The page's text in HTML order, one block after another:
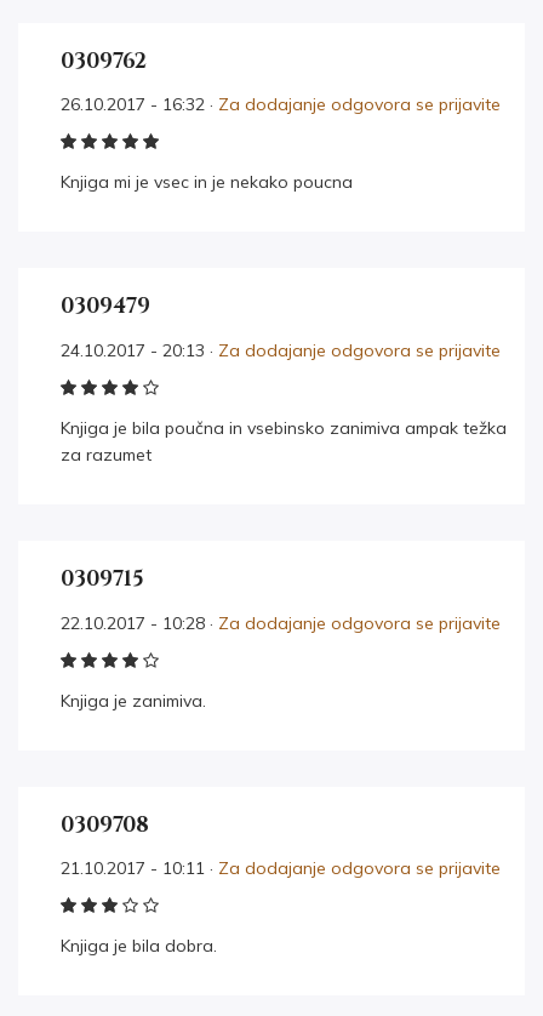
0309762
26.10.2017 - 16:32 · Za dodajanje odgovora se prijavite
Knjiga mi je vsec in je nekako poucna
0309479
24.10.2017 - 20:13 · Za dodajanje odgovora se prijavite
Knjiga je bila poučna in vsebinsko zanimiva ampak težka
za razumet
0309715
22.10.2017 - 10:28 · Za dodajanje odgovora se prijavite
Knjiga je zanimiva.
0309708
21.10.2017 - 10:11 · Za dodajanje odgovora se prijavite
Knjiga je bila dobra.